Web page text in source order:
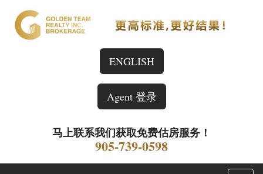
ENGLISH
Agent 登录
马上联系我们获取免费估房服务！
905-739-0598